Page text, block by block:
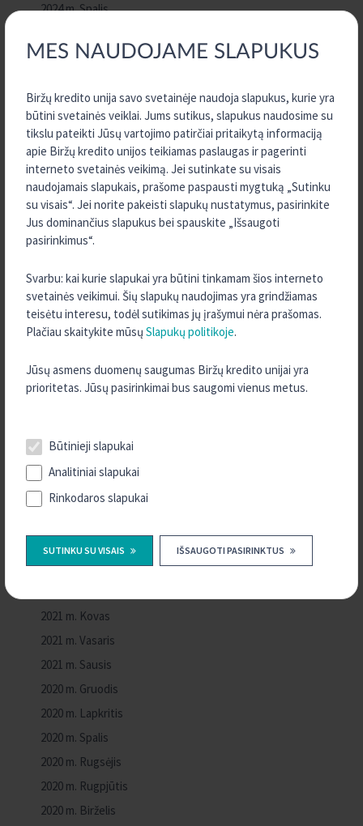
MES NAUDOJAME SLAPUKUS
Biržų kredito unija savo svetainėje naudoja slapukus, kurie yra
būtini svetainės veiklai. Jums sutikus, slapukus naudosime su
tikslu pateikti Jūsų vartojimo patirčiai pritaikytą informaciją
apie Biržų kredito unijos teikiamas paslaugas ir pagerinti
interneto svetainės veikimą. Jei sutinkate su visais
naudojamais slapukais, prašome paspausti mygtuką „Sutinku
su visais“. Jei norite pakeisti slapukų nustatymus, pasirinkite
Jus dominančius slapukus bei spauskite „Išsaugoti
pasirinkimus“.
Svarbu: kai kurie slapukai yra būtini tinkamam šios interneto
svetainės veikimui. Šių slapukų naudojimas yra grindžiamas
teisėtu interesu, todėl sutikimas jų įrašymui nėra prašomas.
Plačiau skaitykite mūsų Slapukų politikoje.
Jūsų asmens duomenų saugumas Biržų kredito unijai yra
prioritetas. Jūsų pasirinkimai bus saugomi vienus metus.
Būtinieji slapukai
Analitiniai slapukai
Rinkodaros slapukai
SUTINKU SU VISAIS IŠSAUGOTI PASIRINKTUS
2024 m. Spalis
2024 m. Rugpjūtis
2023 m. Gruodis
2023 m. Rugpjūtis
2023 m. Liepa
2023 m. Birželis
2023 m. Vasaris
2022 m. Gruodis
2022 m. Rugsėjis
2022 m. Rugpjūtis
2022 m. Gegužė
2022 m. Vasaris
2022 m. Sausis
2021 m. Spalis
2021 m. Rugsėjis
2021 m. Rugpjūtis
2021 m. Gegužė
2021 m. Kovas
2021 m. Vasaris
2021 m. Sausis
2020 m. Gruodis
2020 m. Lapkritis
2020 m. Spalis
2020 m. Rugsėjis
2020 m. Rugpjūtis
2020 m. Birželis